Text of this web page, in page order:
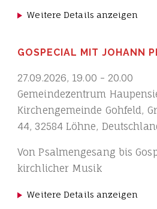
Weitere Details anzeigen
GOSPECIAL MIT JOHANN
27.09.2026, 19.00 -20.00
Gemeindezentrum
Kirchengemeinde Gohfeld,
44, 32584 Löhne,
Von Psalmengesang bis
kirchlicher Musik
Weitere Details anzeigen